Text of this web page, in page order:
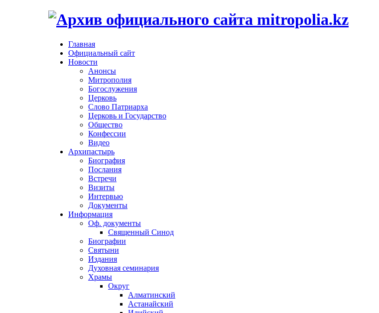
Главная
Официальный сайт
Новости
Анонсы
Митрополия
Богослужения
Церковь
Слово Патриарха
Церковь и Государство
Общество
Конфессии
Видео
Архипастырь
Биография
Послания
Встречи
Визиты
Интервью
Документы
Информация
Оф. документы
Священный Синод
Биографии
Святыни
Издания
Духовная семинария
Храмы
Округ
Алматинский
Астанайский